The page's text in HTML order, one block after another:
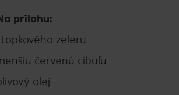
prílohu:
zeleru
červenú cibuľu
olej